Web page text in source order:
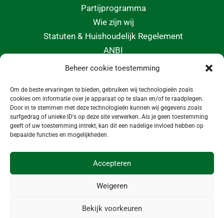
Beheer cookie toestemming
Om de beste ervaringen te bieden, gebruiken wij technologieën zoals
cookies om informatie over je apparaat op te slaan en/of te raadplegen.
Door in te stemmen met deze technologieën kunnen wij gegevens zoals
surfgedrag of unieke ID's op deze site verwerken. Als je geen toestemming
geeft of uw toestemming intrekt, kan dit een nadelige invloed hebben op
bepaalde functies en mogelijkheden.
Accepteren
Weigeren
Bekijk voorkeuren
Partijprogramma
Wie zijn wij
Statuten & Huishoudelijk Regelement
ANBI
info@morgeninmedemblik.nl
Copyright © 2026 MORGEN! in Medemblik